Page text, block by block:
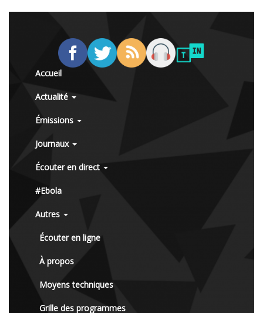
Accueil
Actualité
Émissions
Journaux
Écouter en direct
#Ebola
Autres
Écouter en ligne
À propos
Moyens techniques
Grille des programmes